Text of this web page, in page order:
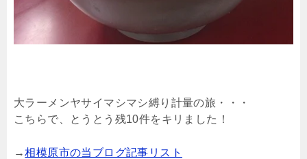
大ラーメンヤサイマシマシ縛り計量の旅・・・
こちらで、とうとう残10件をキリました！
→相模原市の当ブログ記事リスト